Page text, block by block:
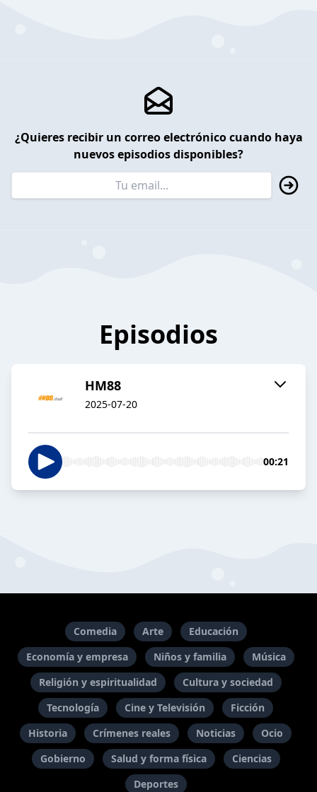
¿Quieres recibir un correo electrónico cuando haya
nuevos episodios disponibles?
Episodios
HM88
2025-07-20
00:21
Comedia Arte
Educación
Economía y empresa
Niños y familia
Música
Religión y espiritualidad
Cultura y sociedad
Tecnología
Cine y Televisión
Ficción
Historia
Crímenes reales Noticias
Ocio
Gobierno
Salud y forma física
Ciencias
Deportes